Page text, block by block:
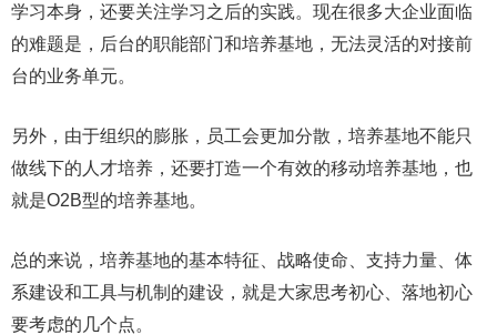
学习本身，还要关注学习之后的实践。现在很多大企业面临
的难题是，后台的职能部门和培养基地，无法灵活的对接前
台的业务单元。
另外，由于组织的膨胀，员工会更加分散，培养基地不能只
做线下的人才培养，还要打造一个有效的移动培养基地，也
就是O2B型的培养基地。
总的来说，培养基地的基本特征、战略使命、支持力量、体
系建设和工具与机制的建设，就是大家思考初心、落地初心
要考虑的几个点。